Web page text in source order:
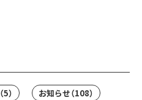
（5） お知らせ（108）